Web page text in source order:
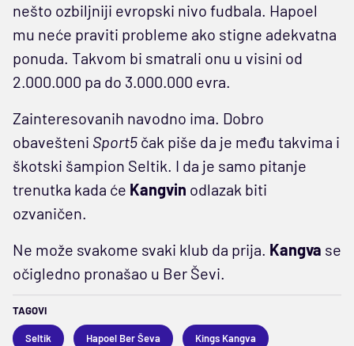
nešto ozbiljniji evropski nivo fudbala. Hapoel
mu neće praviti probleme ako stigne adekvatna
ponuda. Takvom bi smatrali onu u visini od
2.000.000 pa do 3.000.000 evra.
Zainteresovanih navodno ima. Dobro
obavešteni Sport5 čak piše da je među takvima i
škotski šampion Seltik. I da je samo pitanje
trenutka kada će Kangvin odlazak biti
ozvaničen.
Ne može svakome svaki klub da prija. Kangva se
očigledno pronašao u Ber Ševi.
TAGOVI
Seltik Hapoel Ber Ševa Kings Kangva